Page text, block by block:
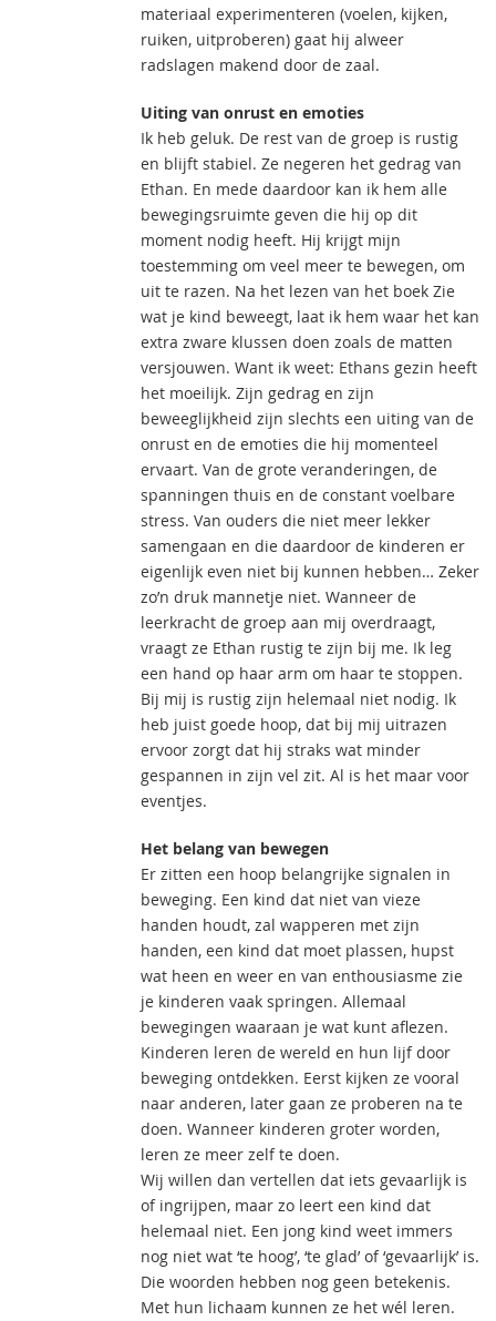
materiaal experimenteren (voelen, kijken,
ruiken, uitproberen) gaat hij alweer
radslagen makend door de zaal.
Uiting van onrust en emoties
Ik heb geluk. De rest van de groep is rustig
en blijft stabiel. Ze negeren het gedrag van
Ethan. En mede daardoor kan ik hem alle
bewegingsruimte geven die hij op dit
moment nodig heeft. Hij krijgt mijn
toestemming om veel meer te bewegen, om
uit te razen. Na het lezen van het boek Zie
wat je kind beweegt, laat ik hem waar het kan
extra zware klussen doen zoals de matten
versjouwen. Want ik weet: Ethans gezin heeft
het moeilijk. Zijn gedrag en zijn
beweeglijkheid zijn slechts een uiting van de
onrust en de emoties die hij momenteel
ervaart. Van de grote veranderingen, de
spanningen thuis en de constant voelbare
stress. Van ouders die niet meer lekker
samengaan en die daardoor de kinderen er
eigenlijk even niet bij kunnen hebben… Zeker
zo’n druk mannetje niet. Wanneer de
leerkracht de groep aan mij overdraagt,
vraagt ze Ethan rustig te zijn bij me. Ik leg
een hand op haar arm om haar te stoppen.
Bij mij is rustig zijn helemaal niet nodig. Ik
heb juist goede hoop, dat bij mij uitrazen
ervoor zorgt dat hij straks wat minder
gespannen in zijn vel zit. Al is het maar voor
eventjes.
Het belang van bewegen
Er zitten een hoop belangrijke signalen in
beweging. Een kind dat niet van vieze
handen houdt, zal wapperen met zijn
handen, een kind dat moet plassen, hupst
wat heen en weer en van enthousiasme zie
je kinderen vaak springen. Allemaal
bewegingen waaraan je wat kunt aflezen.
Kinderen leren de wereld en hun lijf door
beweging ontdekken. Eerst kijken ze vooral
naar anderen, later gaan ze proberen na te
doen. Wanneer kinderen groter worden,
leren ze meer zelf te doen.
Wij willen dan vertellen dat iets gevaarlijk is
of ingrijpen, maar zo leert een kind dat
helemaal niet. Een jong kind weet immers
nog niet wat ‘te hoog’, ‘te glad’ of ‘gevaarlijk’ is.
Die woorden hebben nog geen betekenis.
Met hun lichaam kunnen ze het wél leren.